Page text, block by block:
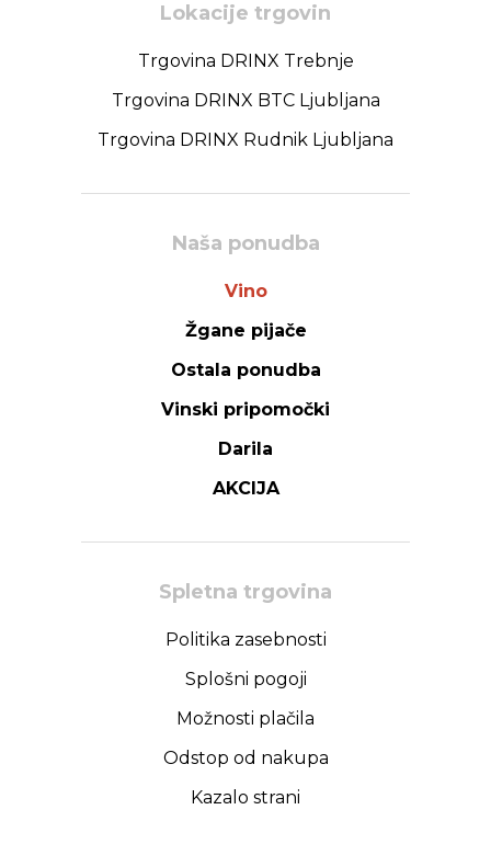
Lokacije trgovin
Trgovina DRINX Trebnje
Trgovina DRINX BTC Ljubljana
Trgovina DRINX Rudnik Ljubljana
Naša ponudba
Vino
Žgane pijače
Ostala ponudba
Vinski pripomočki
Darila
AKCIJA
Spletna trgovina
Politika zasebnosti
Splošni pogoji
Možnosti plačila
Odstop od nakupa
Kazalo strani